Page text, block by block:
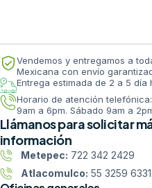
Vendemos y entregamos a
Mexicana con envío
Entrega estimada de 2 a 5 día
Horario de atención
9am a 6pm. Sábado 9am a
Llámanos para solicitar
información
Metepec: 722 342 2429
Atlacomulco: 55 3259 6331